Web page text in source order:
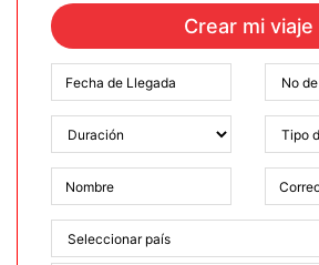
Crear mi viaje